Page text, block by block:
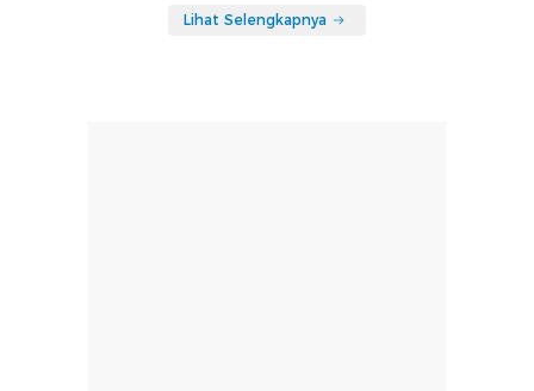
Lihat Selengkapnya